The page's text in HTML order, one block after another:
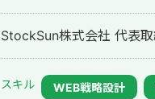
StockSun株式会社 代表
スキル WEB戦略設計